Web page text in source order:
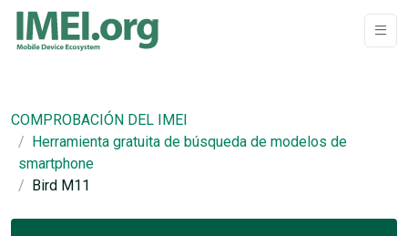
COMPROBACIÓN DEL IMEI
Herramienta gratuita de búsqueda de modelos de
smartphone
Bird M11